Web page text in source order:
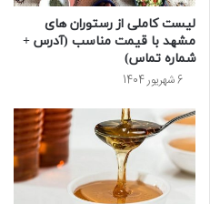
لیست کاملی از رستوران های
مشهد با قیمت مناسب (آدرس +
شماره تماس)
6 شهریور 1404